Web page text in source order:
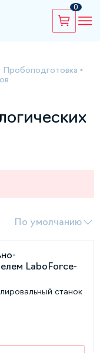
0
Пробоподготовка •
По умолчанию
станок